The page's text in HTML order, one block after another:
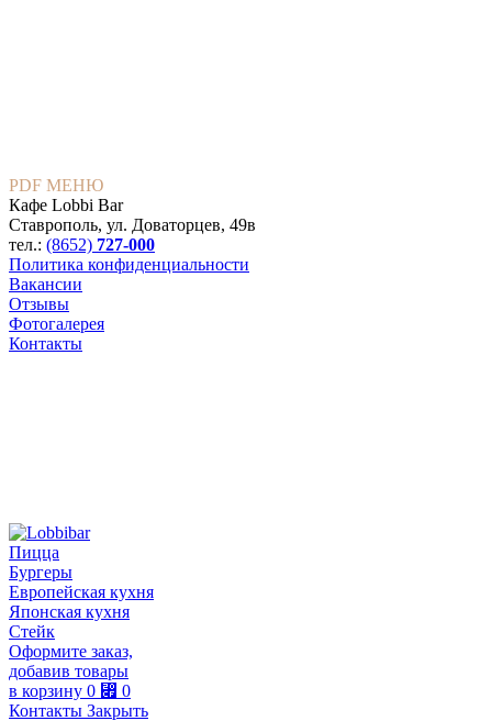
PDF МЕНЮ
Кафе Lobbi Bar
Ставрополь, ул. Доваторцев, 49в
тел.: (8652) 727-000
Политика конфиденциальности
Вакансии
Отзывы
Фотогалерея
Контакты
Пицца
Бургеры
Европейская кухня
Японская кухня
Стейк
Оформите заказ,
добавив товары
в корзину 0 ⃏ 0
Контакты Закрыть